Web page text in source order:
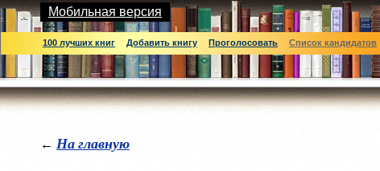
Мобильная версия
100 лучших книг Добавить книгу Проголосовать Список кандидатов
← На главную